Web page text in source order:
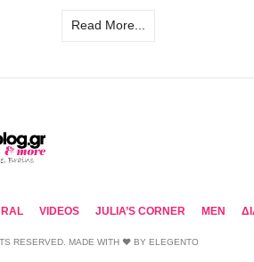
Read More...
VIDEOS JULIA’S CORNER MEN
RESERVED. MADE WITH ❤ BY ELEGENTO